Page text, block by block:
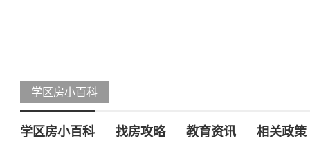
学区房小百科
学区房小百科 找房攻略 教育资讯 相关政策